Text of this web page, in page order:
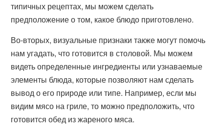
типичных рецептах, мы можем сделать
предположение о том, какое блюдо приготовлено.
Во-вторых, визуальные признаки также могут помочь
нам угадать, что готовится в столовой. Мы можем
видеть определенные ингредиенты или узнаваемые
элементы блюда, которые позволяют нам сделать
вывод о его природе или типе. Например, если мы
видим мясо на гриле, то можно предположить, что
готовится обед из жареного мяса.